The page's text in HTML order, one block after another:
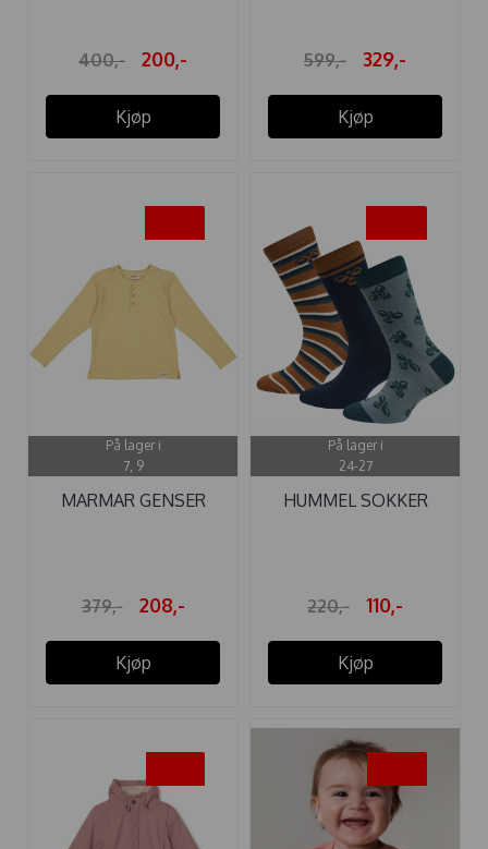
400,- 200,-
Kjøp
599,- 329,-
Kjøp
På lager i
7, 9
MARMAR GENSER
379,- 208,-
Kjøp
På lager i
24-27
HUMMEL SOKKER
220,- 110,-
Kjøp